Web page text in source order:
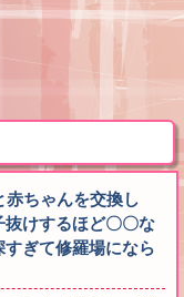
赤ちゃんを交換し
けするほど〇〇な
ぎて修羅場になら